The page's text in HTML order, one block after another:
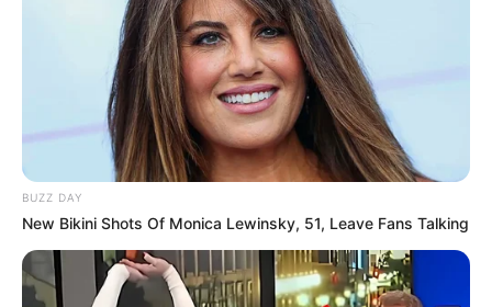
BUZZ DAY
New Bikini Shots Of Monica Lewinsky, 51, Leave Fans Talking